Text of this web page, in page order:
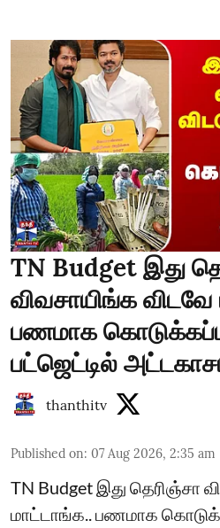
TN Budget இது
விவசாயிங்க
பணமாக
பட்ஜெட்டில்
thanthitv
Published on: 07 Aug 2026, 2:35 am
TN Budget இது தெரிஞ்சா
மாட்டாங்க.. பணமாக